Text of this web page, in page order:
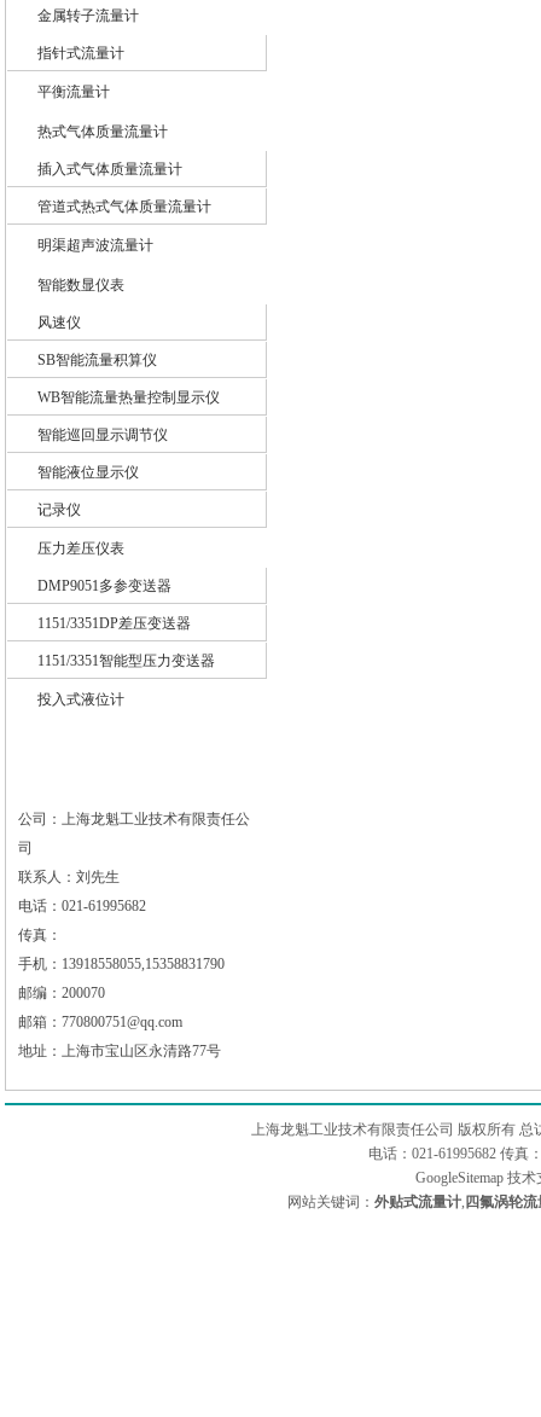
金属转子流量计
指针式流量计
平衡流量计
热式气体质量流量计
插入式气体质量流量计
管道式热式气体质量流量计
明渠超声波流量计
智能数显仪表
风速仪
SB智能流量积算仪
WB智能流量热量控制显示仪
智能巡回显示调节仪
智能液位显示仪
记录仪
压力差压仪表
DMP9051多参变送器
1151/3351DP差压变送器
1151/3351智能型压力变送器
投入式液位计
公司：上海龙魁工业技术有限责任公
司
联系人：刘先生
电话：021-61995682
传真：
手机：13918558055,15358831790
邮编：200070
邮箱：770800751@qq.com
地址：上海市宝山区永清路77号
上海龙魁工业技术有限责任公司 版权所有 总
电话：021-61995682 传真
GoogleSitemap技术
网站关键词： 外贴式流量计, 四氟涡轮流